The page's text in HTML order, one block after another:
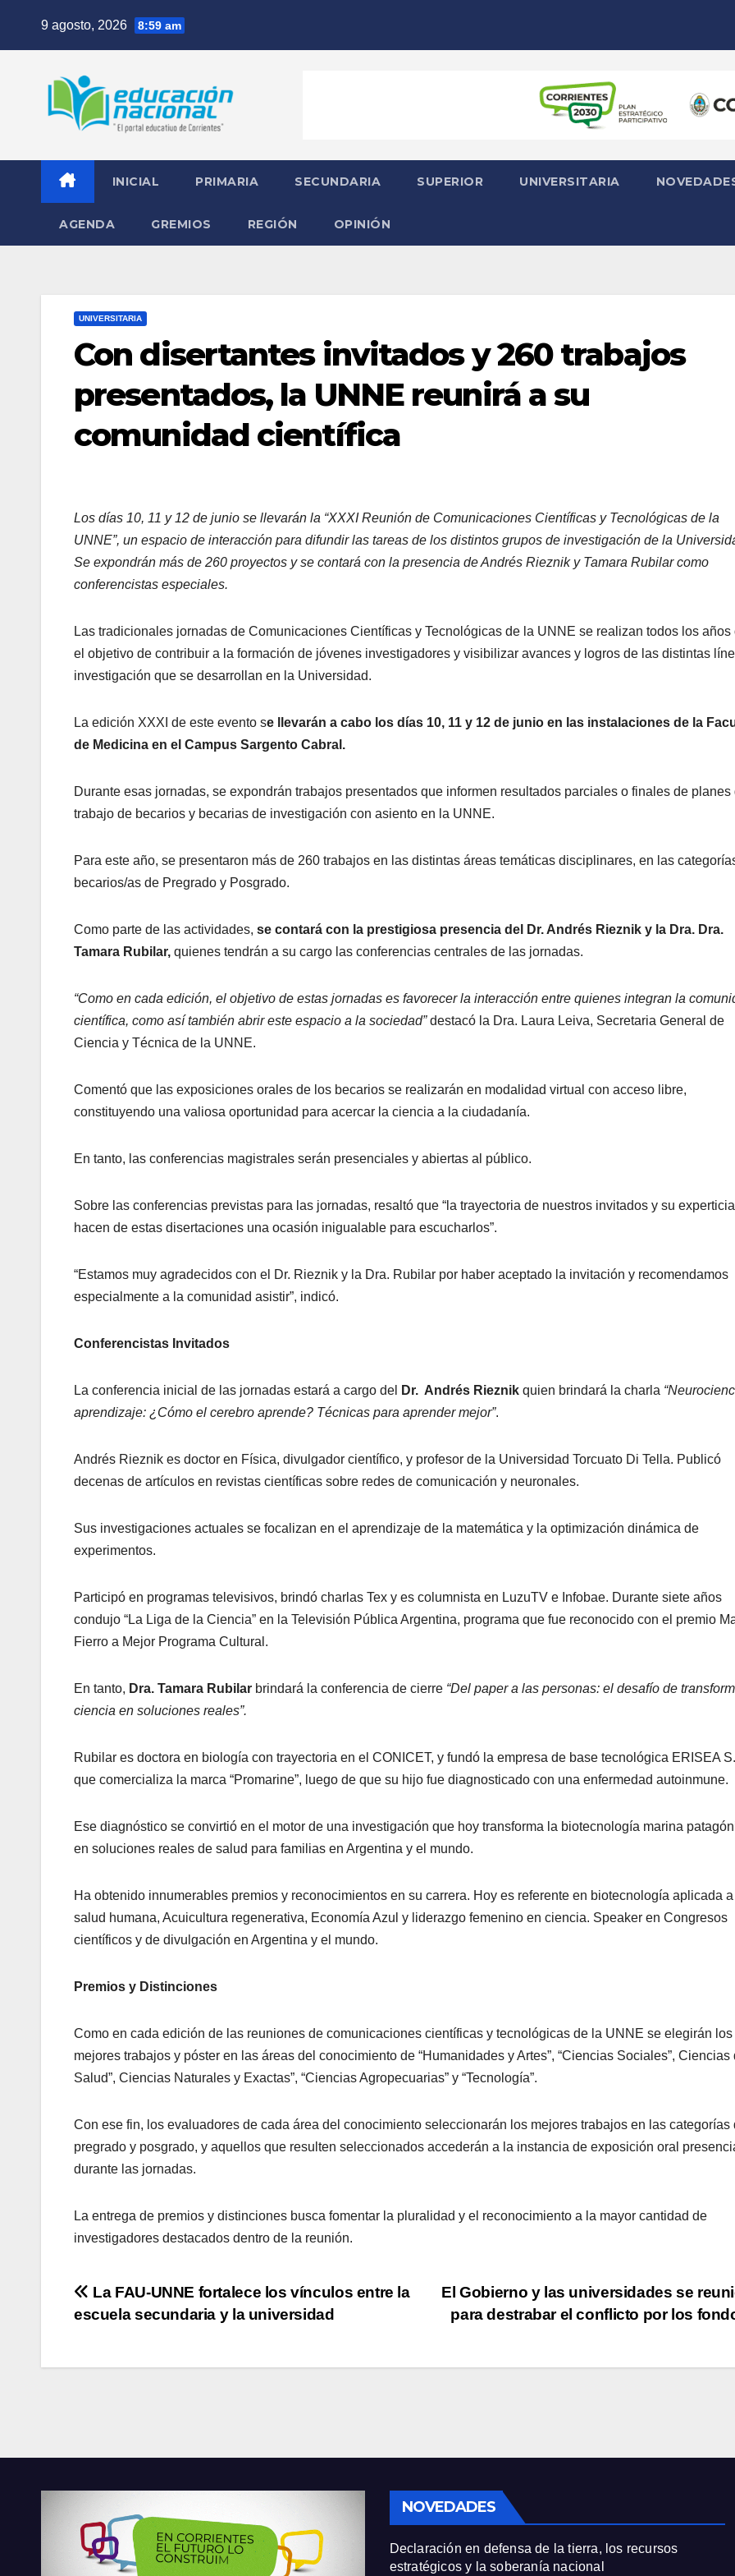
9 agosto, 2026 8:59 am
INICIAL PRIMARIA SECUNDARIA SUPERIOR UNIVERSITARIA
AGENDA GREMIOS REGIÓN OPINIÓN
UNIVERSITARIA
Con disertantes invitados y 260 trabajos
presentados, la UNNE reunirá a su
comunidad científica
Los días 10, 11 y 12 de junio se llevarán la “XXXI Reunión de Comunicaciones Científicas y Tecnológicas de la
UNNE”, un espacio de interacción para difundir las tareas de los distintos grupos de investigación de la
Se expondrán más de 260 proyectos y se contará con la presencia de Andrés Rieznik y Tamara Rubilar como
conferencistas especiales.
Las tradicionales jornadas de Comunicaciones Científicas y Tecnológicas de la UNNE se realizan todos los años
el objetivo de contribuir a la formación de jóvenes investigadores y visibilizar avances y logros de las distintas
investigación que se desarrollan en la Universidad.
La edición XXXI de este evento se llevarán a cabo los días 10, 11 y 12 de junio en las instalaciones de la
de Medicina en el Campus Sargento Cabral.
Durante esas jornadas, se expondrán trabajos presentados que informen resultados parciales o finales de planes
trabajo de becarios y becarias de investigación con asiento en la UNNE.
Para este año, se presentaron más de 260 trabajos en las distintas áreas temáticas disciplinares, en las
becarios/as de Pregrado y Posgrado.
Como parte de las actividades, se contará con la prestigiosa presencia del Dr. Andrés Rieznik y la Dra. Dra.
Tamara Rubilar, quienes tendrán a su cargo las conferencias centrales de las jornadas.
“Como en cada edición, el objetivo de estas jornadas es favorecer la interacción entre quienes integran la
científica, como así también abrir este espacio a la sociedad”destacó la Dra. Laura Leiva, Secretaria General de
Ciencia y Técnica de la UNNE.
Comentó que las exposiciones orales de los becarios se realizarán en modalidad virtual con acceso libre,
constituyendo una valiosa oportunidad para acercar la ciencia a la ciudadanía.
En tanto, las conferencias magistrales serán presenciales y abiertas al público.
Sobre las conferencias previstas para las jornadas, resaltó que “la trayectoria de nuestros invitados y su experticia
hacen de estas disertaciones una ocasión inigualable para escucharlos”.
“Estamos muy agradecidos con el Dr. Rieznik y la Dra. Rubilar por haber aceptado la invitación y recomendamos
especialmente a la comunidad asistir”, indicó.
Conferencistas Invitados
La conferencia inicial de las jornadas estará a cargo del Dr. Andrés Rieznik quien brindará la charla
aprendizaje: ¿Cómo el cerebro aprende? Técnicas para aprender mejor”.
Andrés Rieznik es doctor en Física, divulgador científico, y profesor de la Universidad Torcuato Di Tella. Publicó
decenas de artículos en revistas científicas sobre redes de comunicación y neuronales.
Sus investigaciones actuales se focalizan en el aprendizaje de la matemática y la optimización dinámica de
experimentos.
Participó en programas televisivos, brindó charlas Tex y es columnista en LuzuTV e Infobae. Durante siete años
condujo “La Liga de la Ciencia” en la Televisión Pública Argentina, programa que fue reconocido con el premio
Fierro a Mejor Programa Cultural.
En tanto, Dra. Tamara Rubilar brindará la conferencia de cierre “Del paper a las personas: el desafío de
ciencia en soluciones reales”.
Rubilar es doctora en biología con trayectoria en el CONICET, y fundó la empresa de base tecnológica ERISEA
que comercializa la marca “Promarine”, luego de que su hijo fue diagnosticado con una enfermedad autoinmune.
Ese diagnóstico se convirtió en el motor de una investigación que hoy transforma la biotecnología marina
en soluciones reales de salud para familias en Argentina y el mundo.
Ha obtenido innumerables premios y reconocimientos en su carrera. Hoy es referente en biotecnología aplicada
salud humana, Acuicultura regenerativa, Economía Azul y liderazgo femenino en ciencia. Speaker en Congresos
científicos y de divulgación en Argentina y el mundo.
Premios y Distinciones
Como en cada edición de las reuniones de comunicaciones científicas y tecnológicas de la UNNE se elegirán los
mejores trabajos y póster en las áreas del conocimiento de “Humanidades y Artes”, “Ciencias Sociales”, Ciencias
Salud”, Ciencias Naturales y Exactas”, “Ciencias Agropecuarias” y “Tecnología”.
Con ese fin, los evaluadores de cada área del conocimiento seleccionarán los mejores trabajos en las categorías
pregrado y posgrado, y aquellos que resulten seleccionados accederán a la instancia de exposición oral
durante las jornadas.
La entrega de premios y distinciones busca fomentar la pluralidad y el reconocimiento a la mayor cantidad de
investigadores destacados dentro de la reunión.
Navegación
entradas
El Gobierno y las universidades se
para destrabar el conflicto por los
La FAU-UNNE fortalece los vínculos entre la
escuela secundaria y la universidad
NOVEDADES
Declaración en defensa de la tierra, los recursos
estratégicos y la soberanía nacional